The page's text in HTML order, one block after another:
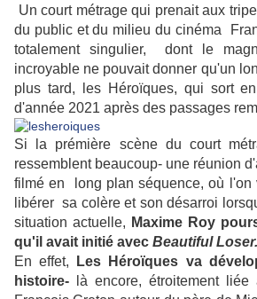
Un court métrage qui prenait aux
du public et du milieu du cinéma
totalement singulier, dont le
incroyable ne pouvait donner qu'un
plus tard, les Héroïques, qui sort
d'année 2021 après des passages
Si la prémière scène du court
ressemblent beaucoup- une réunion
filmé en long plan séquence, où l'on
libérer sa colère et son désarroi
situation actuelle, Maxime Roy
qu'il avait initié avec Beautiful Loser.
En effet,
Les Héroïques va
histoire- là encore, étroitement